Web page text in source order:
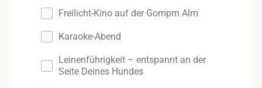
Freilicht-Kino auf der Gompm Alm
Karaoke-Abend
Leinenführigkeit – entspannt an der
Seite Deines Hundes